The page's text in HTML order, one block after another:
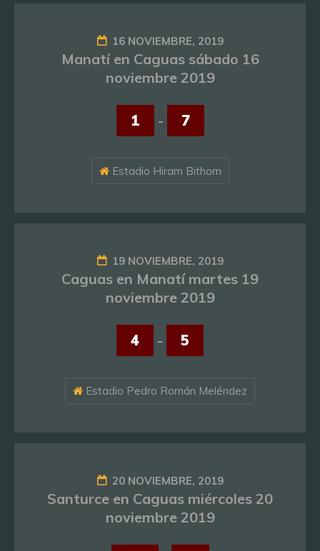
16 NOVIEMBRE, 2019
Manatí en Caguas sábado 16
noviembre 2019
1 - 7
Estadio Hiram Bithorn
19 NOVIEMBRE, 2019
Caguas en Manatí martes 19
noviembre 2019
4 - 5
Estadio Pedro Román Meléndez
20 NOVIEMBRE, 2019
Santurce en Caguas miércoles 20
noviembre 2019